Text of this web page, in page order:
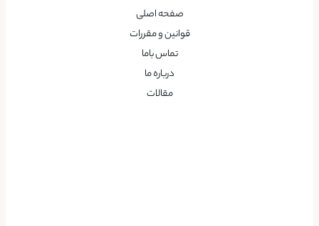
صفحه اصلی
قوانین و مقررات
تماس باما
درباره ما
مقالات